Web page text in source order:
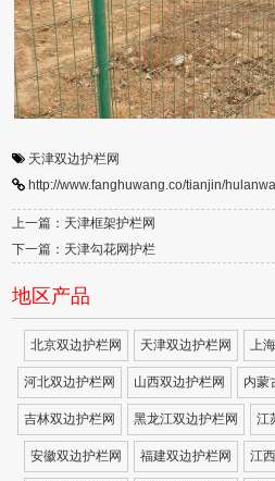
天津双边护栏网
http://www.fanghuwang.co/tianjin/
上一篇：天津框架护栏网
下一篇：天津勾花网护栏
地区产品
北京双边护栏网 天津双边护栏网 上
河北双边护栏网 山西双边护栏网 内蒙
吉林双边护栏网 黑龙江双边护栏网 江
安徽双边护栏网 福建双边护栏网 江